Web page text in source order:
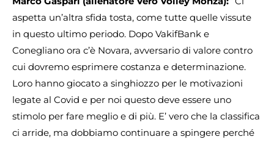
aspetta un’altra sfida tosta, come tutte quelle vissute
in questo ultimo periodo. Dopo VakifBank e
Conegliano ora c’è Novara, avversario di valore contro
cui dovremo esprimere costanza e determinazione.
Loro hanno giocato a singhiozzo per le motivazioni
legate al Covid e per noi questo deve essere uno
stimolo per fare meglio e di più. E’ vero che la classifica
ci arride, ma dobbiamo continuare a spingere perché